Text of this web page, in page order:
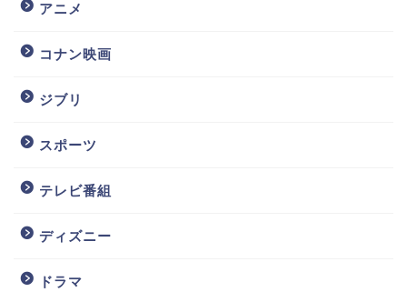
アニメ
コナン映画
ジブリ
スポーツ
テレビ番組
ディズニー
ドラマ